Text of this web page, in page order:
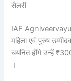
सैलरी
IAF Agniveervayu
महिला एवं पुरुष
चयनित होंगे उन्हें
।